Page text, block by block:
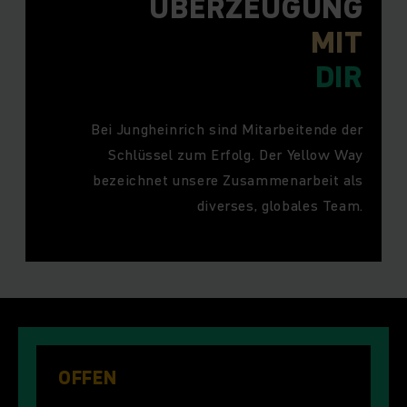
MIT
DIR
Bei Jungheinrich sind Mitarbeitende der
Schlüssel zum Erfolg. Der Yellow Way
bezeichnet unsere Zusammenarbeit als
diverses, globales Team.
OFFEN